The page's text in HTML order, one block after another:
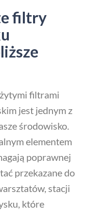
filtry
filtrami
jest jednym z
środowisko.
elementem
poprawnej
przekazane do
stacji
które